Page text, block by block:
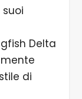
Delta
di